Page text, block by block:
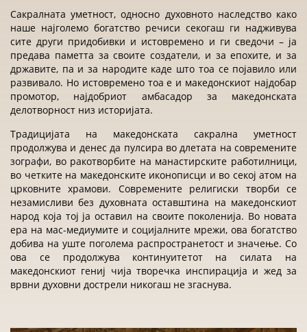
Сакралната уметност, односно духовното наследство како
наше најголемо богатство речиси секогаш ги надживува
сите други придобивки и истовремено и ги сведочи – ја
предава паметта за своите создатели, и за епохите, и за
државите, па и за народите каде што тоа се појавило или
развивало. Но истовремено тоа е и македонскиот најдобар
промотор, најдобриот амбасадор за македонската
делотворност низ историјата.
Традицијата на македонската сакрална уметност
продолжува и денес да пулсира во длетата на современите
зографи, во ракотворбите на манастирските работилници,
во четките на македонските иконописци и во секој атом на
црковните храмови. Современите религиски творби се
незамисливи без духовната оставштина на македонскиот
народ која тој ја оставил на своите поколенија. Во новата
ера на мас-медиумите и социјалните мрежи, ова богатство
добива на уште поголема распространетост и значење. Со
ова се продолжува континуитетот на силата на
македонскиот гениј чија творечка инспирација и жед за
врвни духовни дострели никогаш не згаснува.